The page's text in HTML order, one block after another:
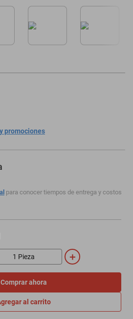
promociones
para conocer tiempos de entrega y costos
＋
Comprar ahora
al carrito